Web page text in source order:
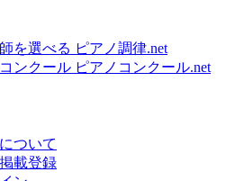
を選べる ピアノ調律.net
ンクール ピアノコンクール.net
ついて
載登録